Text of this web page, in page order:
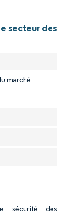
secteur des
marché
sécurité des